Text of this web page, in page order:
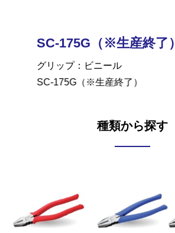
SC-175G（※生産終了）
グリップ
ビニール
SC-175G（※生産終了）
種類から探す